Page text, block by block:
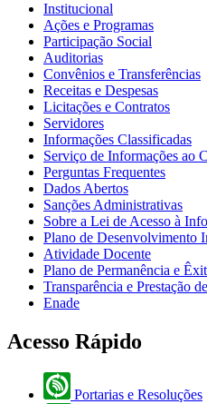
Institucional
Ações e Programas
Participação Social
Auditorias
Convênios e Transferências
Receitas e Despesas
Licitações e Contratos
Servidores
Informações Classificadas
Serviço de Informações ao
Perguntas Frequentes
Dados Abertos
Sanções Administrativas
Sobre a Lei de Acesso à
Plano de Desenvolvimento
Atividade Docente
Plano de Permanência e
Transparência e Prestação
Enade
Acesso Rápido
Portarias e Resoluções